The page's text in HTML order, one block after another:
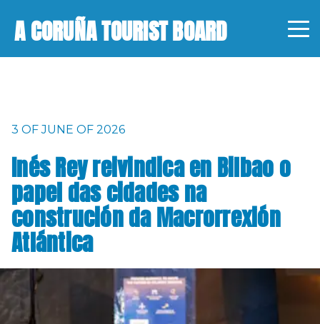
A CORUÑA TOURIST BOARD
3 OF JUNE OF 2026
Inés Rey reivindica en Bilbao o
papel das cidades na
construción da Macrorrexión
Atlántica